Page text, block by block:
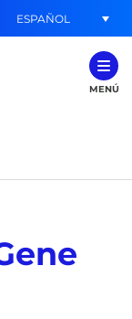
ESPAÑOL
MENÚ